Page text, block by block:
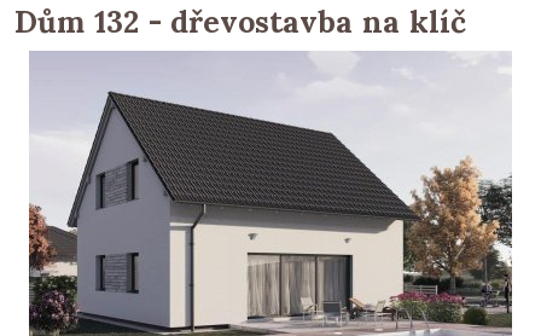
Dům 132 - dřevostavba na klíč